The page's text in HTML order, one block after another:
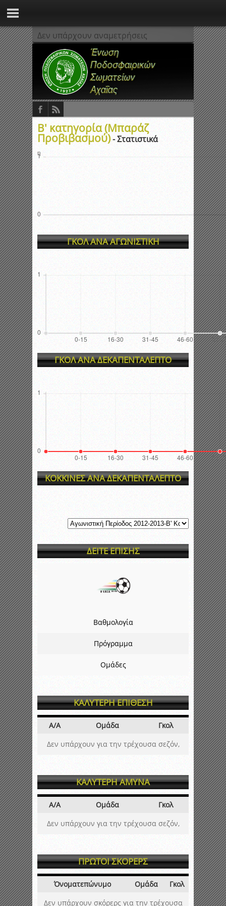
Δεν υπάρχουν αναμετρήσεις
Β' κατηγορία (Μπαράζ
Προβιβασμού)- Στατιστικά
ΓΚΟΛ ΑΝΑ ΑΓΩΝΙΣΤΙΚΗ
ΓΚΟΛ ΑΝΑ ΔΕΚΑΠΕΝΤΑΛΕΠΤΟ
ΚΟΚΚΙΝΕΣ ΑΝΑ ΔΕΚΑΠΕΝΤΑΛΕΠΤΟ
ΔΕΙΤΕ ΕΠΙΣΗΣ
Βαθμολογία
Πρόγραμμα
Ομάδες
ΚΑΛΥΤΕΡΗ ΕΠΙΘΕΣΗ
Α/Α Ομάδα
Γκολ
Δεν υπάρχουν για την τρέχουσα σεζόν,
ΚΑΛΥΤΕΡΗ ΑΜΥΝΑ
Α/Α Ομάδα
Γκολ
Δεν υπάρχουν για την τρέχουσα σεζόν,
ΠΡΩΤΟΙ ΣΚΟΡΕΡΣ
Όνοματεπώνυμο Ομάδα
Γκολ
Δεν υπάρχουν σκόρερς για την τρέχουσα